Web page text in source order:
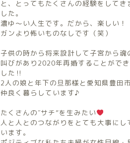
と、とってもたくさんの経験をしてき
した。
濃ゆ〜い人生です。だから、楽しい！
ガンより怖いものなしです（笑）
子供の時から将来設計して子宮から魂
叫びがあり2020年再婚することがで
した‼︎
2人の娘と年下の旦那様と愛知県豊田
仲良く暮らしています♪
たくさんの″サチ”を生みたい
人と人とのつながりをとても大事にし
います。